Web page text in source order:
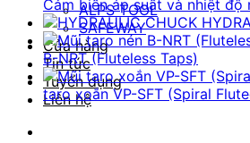
ALPS TOOL
SAFEWAY
Cửa hàng
Tin tức
Tuyển dụng
Liên hệ
Cảm biến áp suất và nhiệt độ
B-NRT (Fluteless Taps)
taro xoắn VP-SFT (Spiral